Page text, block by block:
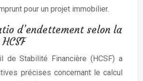
pour un projet immobilier.
d’endettement selon la
de Stabilité Financière (HCSF) a
précises concernant le calcul